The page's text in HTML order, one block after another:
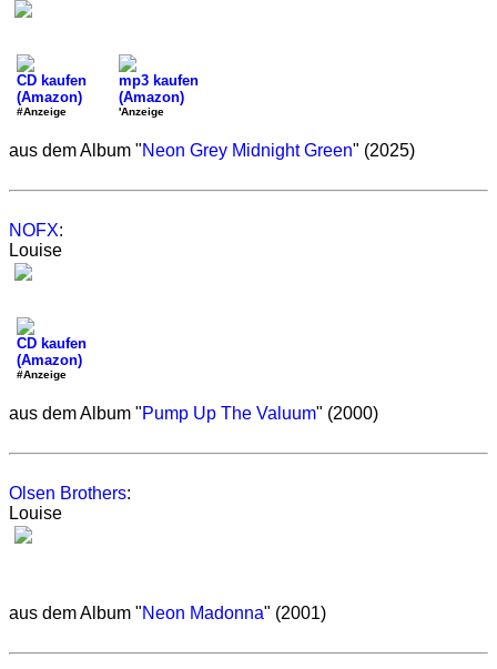
CD kaufen
(Amazon)
#Anzeige
mp3 kaufen
(Amazon)
'Anzeige
aus dem Album "Neon Grey Midnight Green" (2025)
NOFX:
Louise
CD kaufen
(Amazon)
#Anzeige
aus dem Album "Pump Up The Valuum" (2000)
Olsen Brothers:
Louise
aus dem Album "Neon Madonna" (2001)